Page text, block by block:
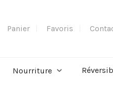
Panier Favoris
Nourriture